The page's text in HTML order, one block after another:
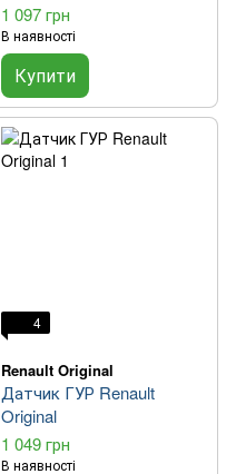
1 097 грн
В наявності
Купити
4
Renault Original
Датчик ГУР Renault
Original
1 049 грн
В наявності